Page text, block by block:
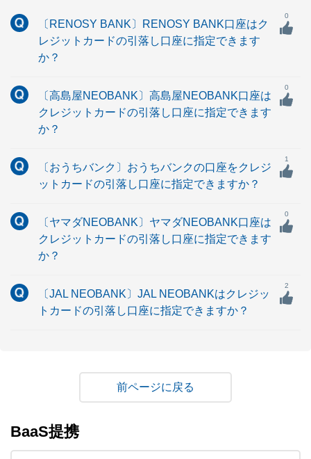
〔RENOSY BANK〕RENOSY BANK口座はク
レジットカードの引落し口座に指定できます
か？
0
〔高島屋NEOBANK〕高島屋NEOBANK口座は
クレジットカードの引落し口座に指定できます
か？
0
〔おうちバンク〕おうちバンクの口座をクレジ
ットカードの引落し口座に指定できますか？
1
〔ヤマダNEOBANK〕ヤマダNEOBANK口座は
クレジットカードの引落し口座に指定できます
か？
0
〔JAL NEOBANK〕JAL NEOBANKはクレジッ
トカードの引落し口座に指定できますか？
2
戻る
BaaS提携